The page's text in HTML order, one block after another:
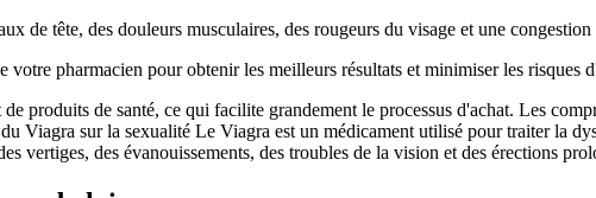
de tête, des douleurs musculaires, des rougeurs du visage et une congestion
pharmacien pour obtenir les meilleurs résultats et minimiser les risques
produits de santé, ce qui facilite grandement le processus d'achat. Les
Viagra sur la sexualité Le Viagra est un médicament utilisé pour traiter la
vertiges, des évanouissements, des troubles de la vision et des érections